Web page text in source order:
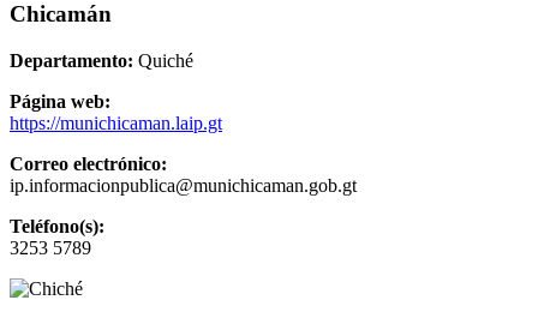
Chicamán
Departamento: Quiché
Página web:
https://munichicaman.laip.gt
Correo electrónico:
ip.informacionpublica@munichicaman.gob.gt
Teléfono(s):
3253 5789